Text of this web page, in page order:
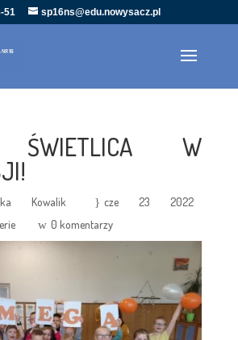
51 sp16ns@edu.nowysacz.pl
ŚWIETLICA W
Kowalik
cze 23 2022
0 komentarzy